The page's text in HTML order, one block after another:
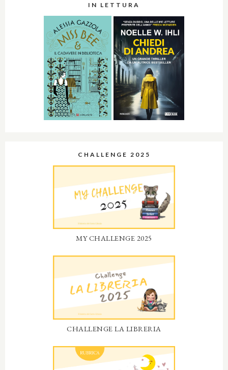
IN LETTURA
CHALLENGE 2025
MY CHALLENGE 2025
CHALLENGE LA LIBRERIA